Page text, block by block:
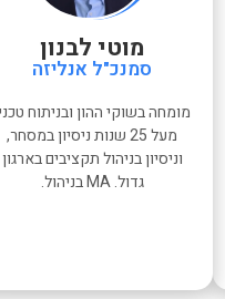
מוטי לבנון
סמנכ"ל אנליזה
מומחה בשוקי ההון ובניתוח
מעל 25 שנות ניסיון במסחר,
וניסיון בניהול תקציבים בארגון
גדול. ‏MA בניהול.